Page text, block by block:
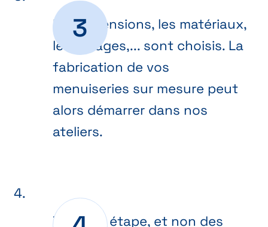
Les dimensions, les matériaux,
les vitrages,... sont choisis. La
fabrication de vos
menuiseries sur mesure peut
alors démarrer dans nos
ateliers.
Dernière étape, et non des